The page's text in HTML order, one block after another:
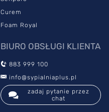
Curem
Foam Royal
BIURO OBSŁUGI KLIENTA
883 999 100
info@sypialniaplus.pl
zadaj pytanie przez
chat